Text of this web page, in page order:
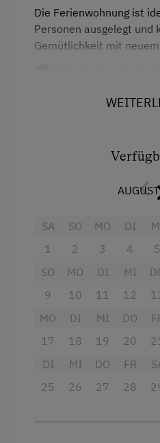
Garten/Wiese
Hausgarten
Mithilfe am Hof
Pauschalangebote
Kinder-Ausstattung
Kinderprogramme
Kinderspielplatz
Spielhaus
Spielzeug
Spielzimmer
Die Ferienwohnung ist
Personen ausgelegt und
Gemütlichkeit mit
und gemütliches
harmonischer
Badezimmer mit
Vorraum :
Aufenthalts.
Ausstattung
SA
1
SO
2
MO
3
DI
4
5
SO
9
MO
10
DI
11
MI
12
MO
17
DI
18
MI
19
DO
20
DI
25
MI
26
DO
27
FR
28